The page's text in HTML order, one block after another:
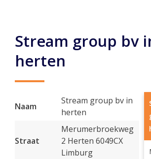
Stream group bv
herten
Naam
Stream group bv in
herten
Straat
Merumerbroekweg
2 Herten 6049CX
Limburg